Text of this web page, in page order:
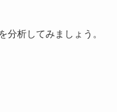
分析してみましょう。